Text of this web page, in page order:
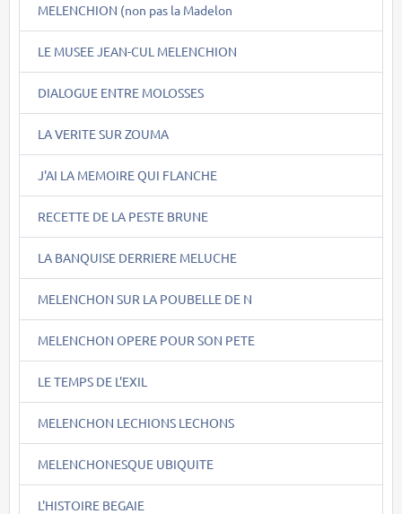
MELENCHION (non pas la Madelon
LE MUSEE JEAN-CUL MELENCHION
DIALOGUE ENTRE MOLOSSES
LA VERITE SUR ZOUMA
J'AI LA MEMOIRE QUI FLANCHE
RECETTE DE LA PESTE BRUNE
LA BANQUISE DERRIERE MELUCHE
MELENCHON SUR LA POUBELLE DE N
MELENCHON OPERE POUR SON PETE
LE TEMPS DE L'EXIL
MELENCHON LECHIONS LECHONS
MELENCHONESQUE UBIQUITE
L'HISTOIRE BEGAIE